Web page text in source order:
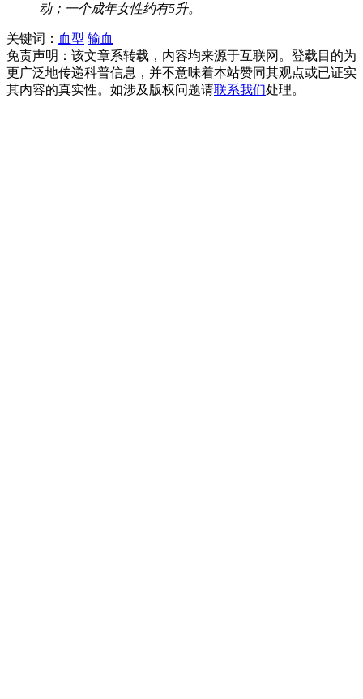
动；一个成年女性约有5升。
关键词： 血型 输血
免责声明：该文章系转载，内容均来源于互联网。登载目的为
更广泛地传递科普信息，并不意味着本站赞同其观点或已证实
其内容的真实性。如涉及版权问题请联系我们处理。